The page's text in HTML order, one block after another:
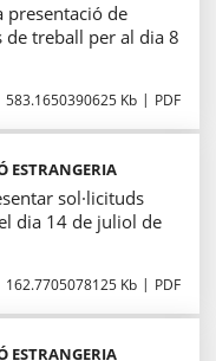
presentació de
de treball per al dia 8
583.1650390625 Kb PDF
ESTRANGERIA
sol·licituds
dia 14 de juliol de
162.7705078125 Kb PDF
ESTRANGERIA